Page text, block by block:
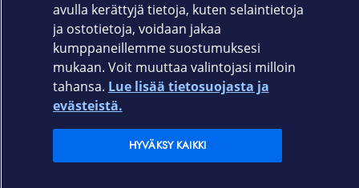
Elisa.fi
Elisa Oyj
avulla kerättyjä tietoja, kuten selaintietoja
ja ostotietoja, voidaan jakaa
kumppaneillemme suostumuksesi
mukaan. Voit muuttaa valintojasi milloin
tahansa. Lue lisää tietosuojasta ja
evästeistä.
HYVÄKSY KAIKKI